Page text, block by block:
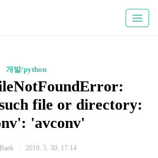
개발/python
file or directory:
'avconv'
2019. 5. 30. 17:14